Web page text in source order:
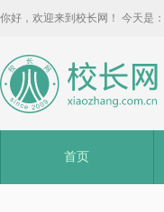
你好，欢迎来到校长网！ 今天是：
首页